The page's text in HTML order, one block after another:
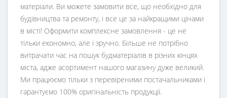
матеріали. Ви можете замовити все, що необхідно для
будівництва та ремонту, і все це за найкращими цінами
в місті! Оформити комплексне замовлення - це не
тільки економно, але і зручно. Більше не потрібно
витрачати час на пошук будматеріалів в різних кінцях
міста, адже асортимент нашого магазину дуже великий.
Ми працюємо тільки з перевіреними постачальниками і
гарантуємо 100% оригінальність продукції.